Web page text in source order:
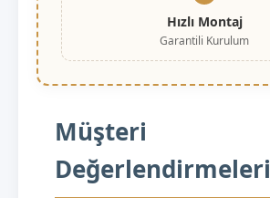
Hızlı Montaj
Garantili Kurulum
Müşteri
Değerlendirmeleri